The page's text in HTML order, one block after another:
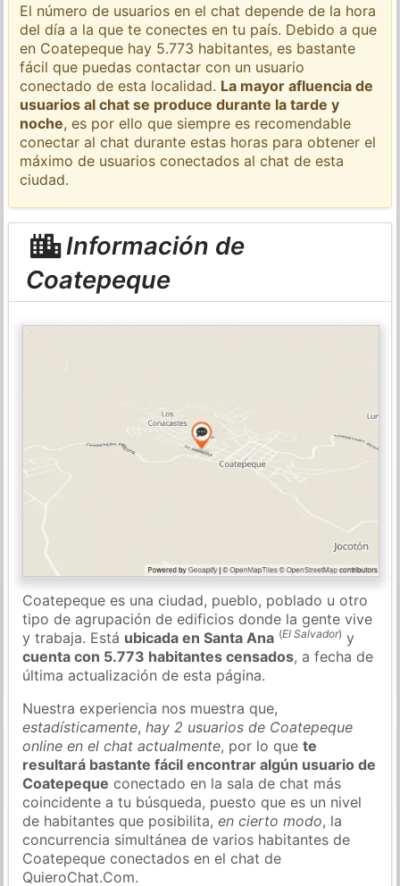
El número de usuarios en el chat depende de la hora
del día a la que te conectes en tu país. Debido a que
en Coatepeque hay 5.773 habitantes, es bastante
fácil que puedas contactar con un usuario
conectado de esta localidad. La mayor afluencia de
usuarios al chat se produce durante la tarde y
noche, es por ello que siempre es recomendable
conectar al chat durante estas horas para obtener el
máximo de usuarios conectados al chat de esta
ciudad.
Información de
Coatepeque
Coatepeque es una ciudad, pueblo, poblado u otro
tipo de agrupación de edificios donde la gente vive
y trabaja. Está ubicada en Santa Ana (El Salvador) y
cuenta con 5.773 habitantes censados, a fecha de
última actualización de esta página.
Nuestra experiencia nos muestra que,
estadísticamente,hay 2 usuarios de Coatepeque
online en el chat actualmente, por lo quete
resultará bastante fácil encontrar algún usuario de
Coatepeque conectado en la sala de chat más
coincidente a tu búsqueda, puesto que es un nivel
de habitantes que posibilita,en cierto modo, la
concurrencia simultánea de varios habitantes de
Coatepeque conectados en el chat de
QuieroChat.Com.